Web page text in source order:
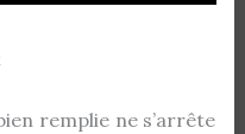
remplie ne s’arrête